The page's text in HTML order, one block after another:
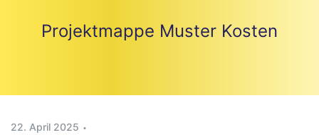
Projektmappe Muster Kosten
22. April 2025